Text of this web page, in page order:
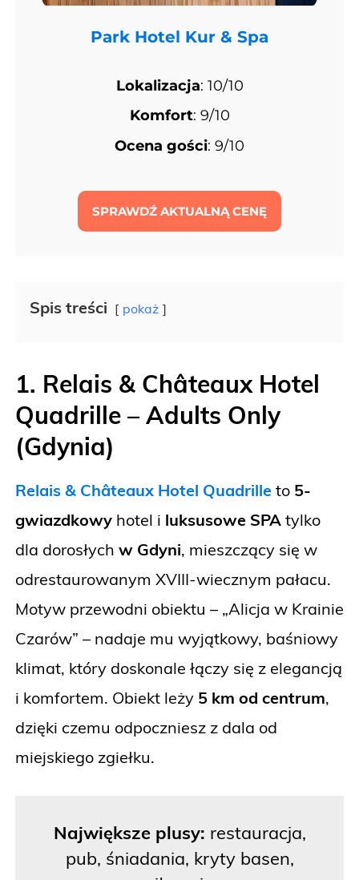
Park Hotel Kur & Spa
Lokalizacja: 10/10
Komfort: 9/10
Ocena gości: 9/10
SPRAWDŹ AKTUALNĄ CENĘ
Spis treści pokaż
1. Relais & Châteaux Hotel
Quadrille – Adults Only
(Gdynia)
Relais & Châteaux Hotel Quadrille to 5-
gwiazdkowy hotel i luksusowe SPA tylko
dla dorosłych w Gdyni, mieszczący się w
odrestaurowanym XVIII-wiecznym pałacu.
Motyw przewodni obiektu – „Alicja w Krainie
Czarów” – nadaje mu wyjątkowy, baśniowy
klimat, który doskonale łączy się z elegancją
i komfortem. Obiekt leży 5 km od centrum,
dzięki czemu odpoczniesz z dala od
miejskiego zgiełku.
Największe plusy: restauracja,
pub, śniadania, kryty basen,